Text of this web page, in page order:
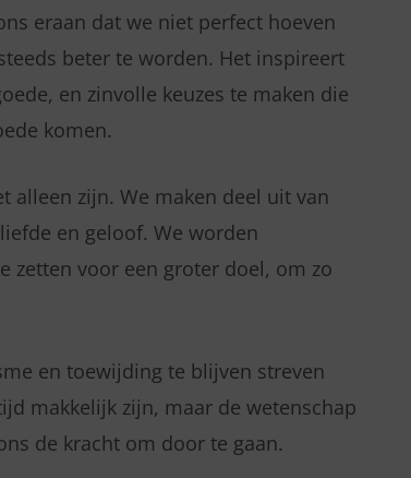
eraan dat we niet perfect hoeven
beter te worden. Het inspireert
en zinvolle keuzes te maken die
komen.
alleen zijn. We maken deel uit van
en geloof. We worden
zetten voor een groter doel, om zo
en toewijding te blijven streven
makkelijk zijn, maar de wetenschap
de kracht om door te gaan.